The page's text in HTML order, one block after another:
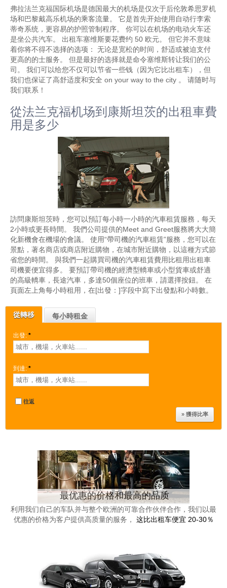
從轉移 每小時租金
出發: *
到達: *
往返
最优惠的价格和最高的品质
利用我们自己的车队并与整个欧洲的可靠合作伙伴合作，我们以最
优惠的价格为客户提供高质量的服务， 这比出租车便宜 20-30％
弗拉法兰克福国际机场是德国最大的机场是仅次于后伦敦希思罗机
场和巴黎戴高乐机场的乘客流量。 它是首先开始使用自动行李索
蒂奇系统，更容易的护照管制程序。 你可以在机场的电动火车还
是坐公共汽车。 出租车塞维斯要花费约 50 欧元。 但它并不意味
着你将不得不选择的选项： 无论是宽松的时间，舒适或被迫支付
更高的的士服务。 但是最好的选择就是命令塞维斯转让我们的公
司。 我们可以给您不仅可以节省一些钱（因为它比出租车），但
我们也保证了高舒适度和安全 on your way to the city 。 请随时与
我们联系！
從法兰克福机场到康斯坦茨的出租車費
用是多少
訪問康斯坦茨時，您可以預訂每小時一小時的汽車租賃服務，每天
2小時或更長時間。 我們公司提供的Meet and Greet服務將大大簡
化新機會在機場的會議。 使用“帶司機的汽車租賃”服務，您可以在
景點，著名商店或商店附近購物，在城市附近購物，以這種方式節
省您的時間。 與我們一起購買司機的汽車租賃費用比租用出租車
司機要便宜得多。 要預訂帶司機的經濟型轎車或小型貨車或舒適
的高級轎車，長途汽車，多達50個座位的班車，請選擇按鈕。 在
頁面左上角每小時租用，在[出發：]字段中寫下出發點和小時數。